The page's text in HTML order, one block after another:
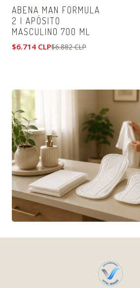
No disponible
ABENA MAN FORMULA
2 | APÓSITO
MASCULINO 700 ML
$6.714 CLP$6.882 CLP